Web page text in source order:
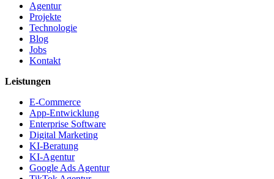
Agentur
Projekte
Technologie
Blog
Jobs
Kontakt
Leistungen
E-Commerce
App-Entwicklung
Enterprise Software
Digital Marketing
KI-Beratung
KI-Agentur
Google Ads Agentur